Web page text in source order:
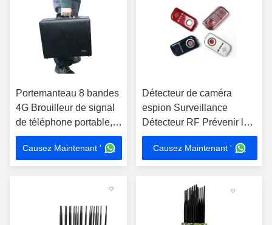
Portemanteau 8 bandes
4G Brouilleur de signal
de téléphone portable,
Brouilleur GPS Wifi
Brouilleur UHF VHF
avec télécommande
Causez Maintenant '
Détecteur de caméra
espion Surveillance
Détecteur RF Prévenir le
voleur avec une alarme
sonore
Causez Maintenant '